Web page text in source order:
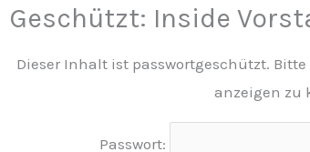
Geschützt: Inside
Dieser Inhalt ist passwortgeschützt.
anzeigen zu
Passwort: